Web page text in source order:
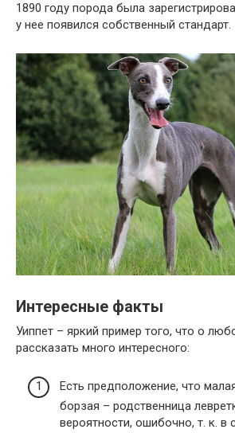
1890 году порода была
у нее появился собственный стандарт.
Интересные факты
Уиппет – яркий пример того, что о
рассказать много интересного:
Есть предположение, что
борзая – родственница
вероятности, ошибочно, т. к. в